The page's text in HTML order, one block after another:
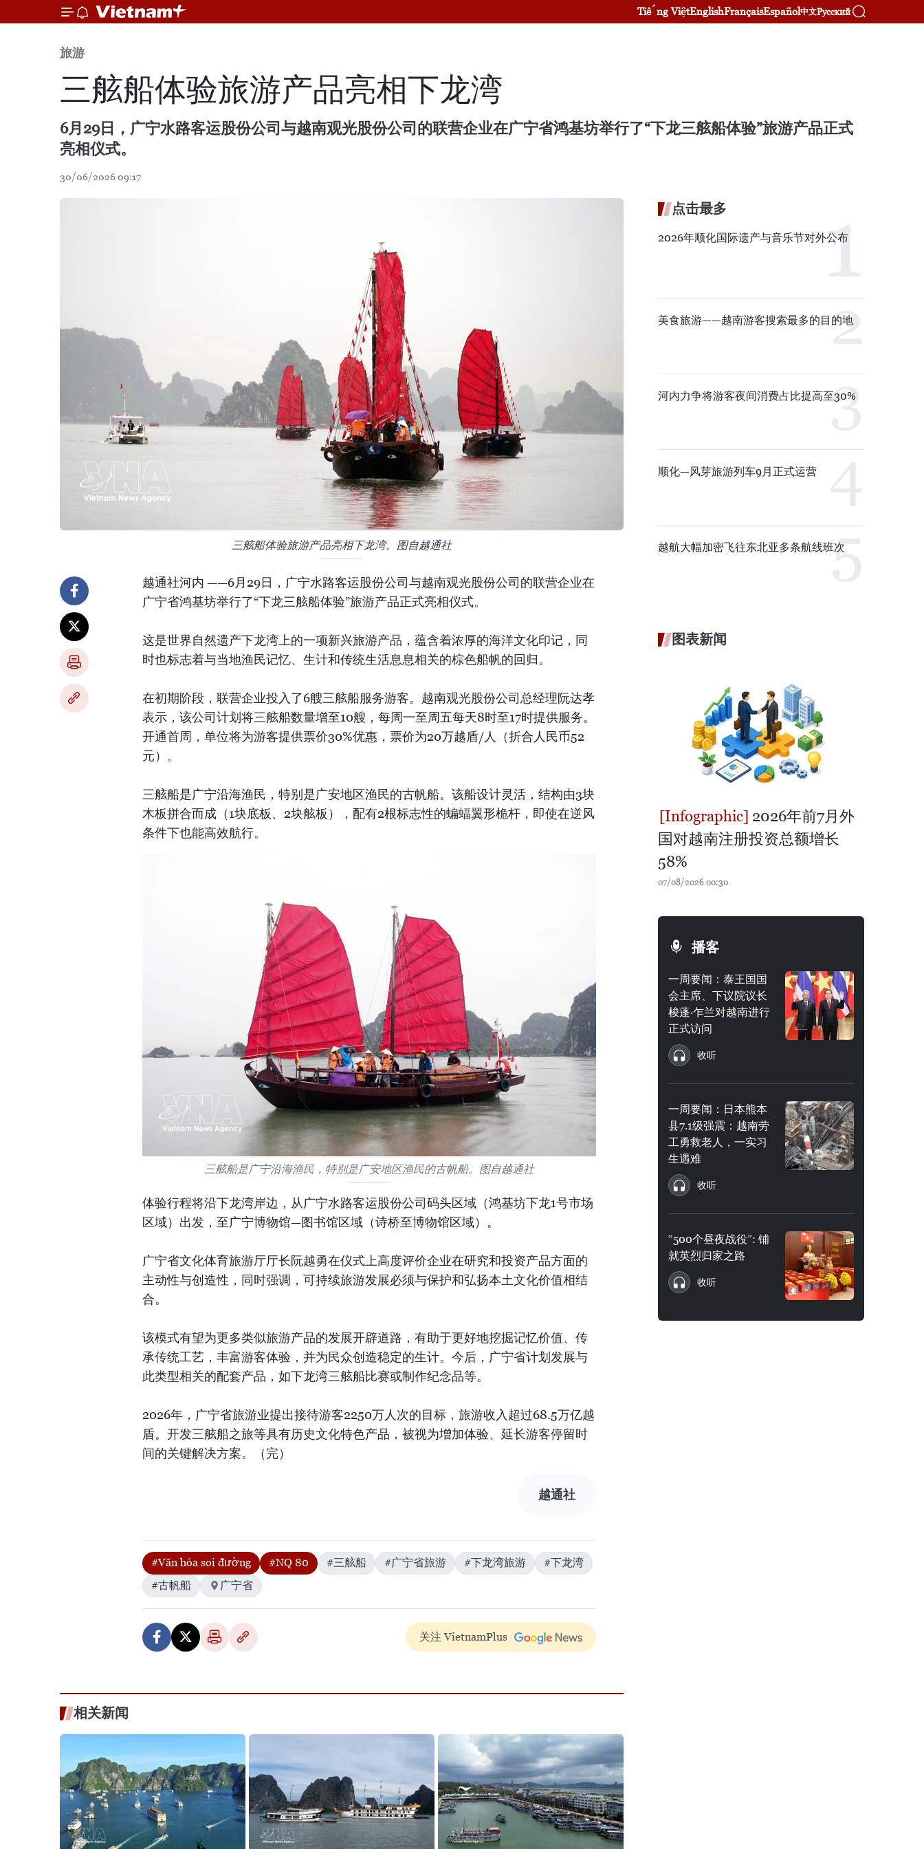
Tiếng ViệtEnglishFrançaisEspañol中文Русский
旅游
三舷船体验旅游产品亮相下龙湾
6月29日，广宁水路客运股份公司与越南观光股份公司的联营企业在广宁省鸿基坊举行了“下龙三舷船体验”旅游产品正式
亮相仪式。
30/06/2026 09:17
三舷船体验旅游产品亮相下龙湾。图自越通社
越通社河内 ——6月29日，广宁水路客运股份公司与越南观光股份公司的联营企业在
广宁省鸿基坊举行了“下龙三舷船体验”旅游产品正式亮相仪式。
这是世界自然遗产下龙湾上的一项新兴旅游产品，蕴含着浓厚的海洋文化印记，同
时也标志着与当地渔民记忆、生计和传统生活息息相关的棕色船帆的回归。
在初期阶段，联营企业投入了6艘三舷船服务游客。越南观光股份公司总经理阮达孝
表示，该公司计划将三舷船数量增至10艘，每周一至周五每天8时至17时提供服务。
开通首周，单位将为游客提供票价30%优惠，票价为20万越盾/人（折合人民币52
元）。
三舷船是广宁沿海渔民，特别是广安地区渔民的古帆船。该船设计灵活，结构由3块
木板拼合而成（1块底板、2块舷板），配有2根标志性的蝙蝠翼形桅杆，即使在逆风
条件下也能高效航行。
三舷船是广宁沿海渔民，特别是广安地区渔民的古帆船。图自越通社
体验行程将沿下龙湾岸边，从广宁水路客运股份公司码头区域（鸿基坊下龙1号市场
区域）出发，至广宁博物馆—图书馆区域（诗桥至博物馆区域）。
广宁省文化体育旅游厅厅长阮越勇在仪式上高度评价企业在研究和投资产品方面的
主动性与创造性，同时强调，可持续旅游发展必须与保护和弘扬本土文化价值相结
合。
该模式有望为更多类似旅游产品的发展开辟道路，有助于更好地挖掘记忆价值、传
承传统工艺，丰富游客体验，并为民众创造稳定的生计。今后，广宁省计划发展与
此类型相关的配套产品，如下龙湾三舷船比赛或制作纪念品等。
2026年，广宁省旅游业提出接待游客2250万人次的目标，旅游收入超过68.5万亿越
盾。开发三舷船之旅等具有历史文化特色产品，被视为增加体验、延长游客停留时
间的关键解决方案。（完）
越通社
#Văn hóa soi đường #NQ 80 #三舷船 #广宁省旅游 #下龙湾旅游
#下龙湾
#古帆船
广宁省
关注 VietnamPlus
相关新闻
点击最多
2026年顺化国际遗产与音乐节对外公布
美食旅游——越南游客搜索最多的目的地
河内力争将游客夜间消费占比提高至30%
顺化—风芽旅游列车9月正式运营
越航大幅加密飞往东北亚多条航线班次
图表新闻
2026年前7月外
国对越南注册投资总额增长
58%
07/08/2026 00:30
播客
一周要闻：泰王国国
会主席、下议院议长
梭蓬·乍兰对越南进行
正式访问
收听
一周要闻：日本熊本
县7.1级强震：越南劳
工勇救老人，一实习
生遇难
收听
“500个昼夜战役”: 铺
就英烈归家之路
收听